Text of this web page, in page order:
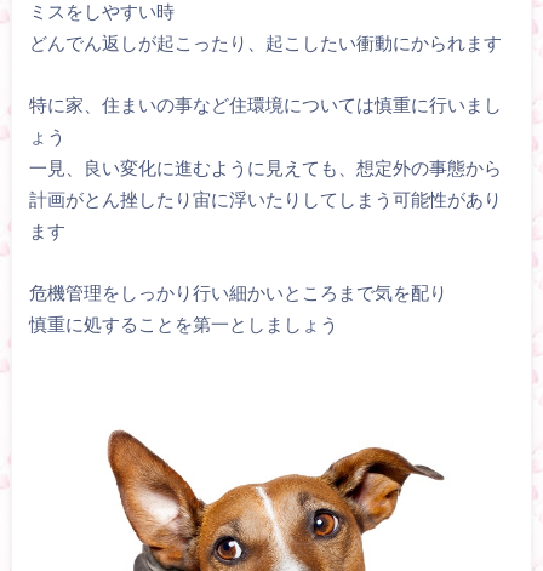
ミスをしやすい時
どんでん返しが起こったり、起こしたい衝動にかられます
特に家、住まいの事など住環境については慎重に行いまし
ょう
一見、良い変化に進むように見えても、想定外の事態から
計画がとん挫したり宙に浮いたりしてしまう可能性があり
ます
危機管理をしっかり行い細かいところまで気を配り
慎重に処することを第一としましょう